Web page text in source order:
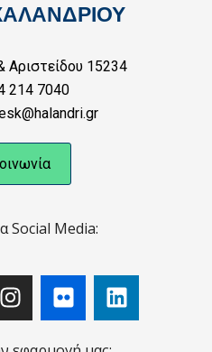
Αριστείδου 15234
214 7040
Social Media: